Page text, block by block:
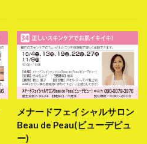
メナードフェイシャルサロン
Beau de Peau(ビューデピュ
ー)